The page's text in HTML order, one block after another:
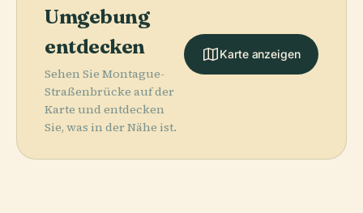
Umgebung
entdecken
Sehen Sie Montague-
Straßenbrücke auf der
Karte und entdecken
Sie, was in der Nähe ist.
Karte anzeigen